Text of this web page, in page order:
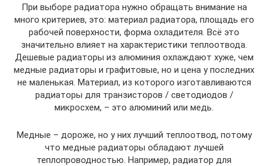
При выборе радиатора нужно обращать внимание на
много критериев, это: материал радиатора, площадь его
рабочей поверхности, форма охладителя. Всё это
значительно влияет на характеристики теплоотвода.
Дешевые радиаторы из алюминия охлаждают хуже, чем
медные радиаторы и графитовые, но и цена у последних
не маленькая. Материал, из которого изготавливаются
радиаторы для транзисторов / светодиодов /
микросхем, – это алюминий или медь.
Медные – дороже, но у них лучший теплоотвод, потому
что медные радиаторы обладают лучшей
теплопроводностью. Например, радиатор для